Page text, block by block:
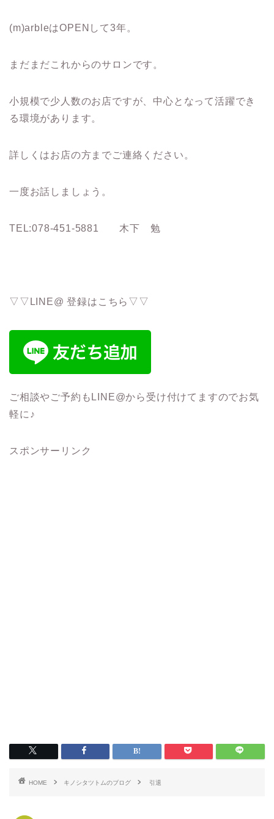
(m)arbleはOPENして3年。
まだまだこれからのサロンです。
小規模で少人数のお店ですが、中心となって活躍でき
る環境があります。
詳しくはお店の方までご連絡ください。
一度お話しましょう。
TEL:078-451-5881 木下 勉
▽▽LINE@ 登録はこちら▽▽
ご相談やご予約もLINE@から受け付けてますのでお気
軽に♪
スポンサーリンク
HOME キノシタツトムのブログ 引退